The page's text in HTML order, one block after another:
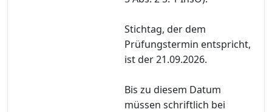
Stichtag, der dem
Prüfungstermin entspricht,
ist der 21.09.2026.
Bis zu diesem Datum
müssen schriftlich bei